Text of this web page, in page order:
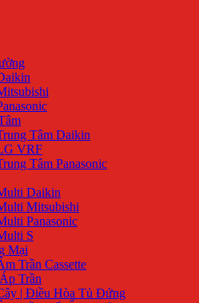
Tâm Daikin
VRF
Tâm Panasonic
Daikin
Mitsubishi
Panasonic
S
Mại
Trần Cassette
Trần
| Điều Hòa Tủ Đứng